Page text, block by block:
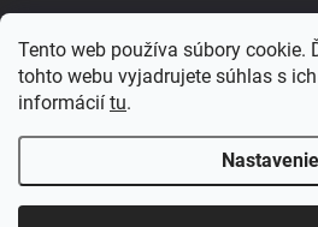
Tento web používa súbory cookie.
tohto webu vyjadrujete súhlas s
informácií tu.
Nastavenie